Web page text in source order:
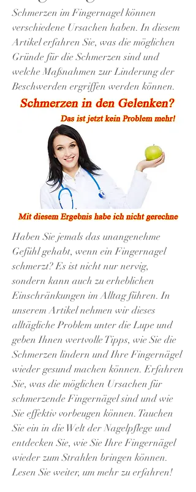
Schmerzen im Fingernagel können
verschiedene Ursachen haben. In diesem
Artikel erfahren Sie, was die möglichen
Gründe für die Schmerzen sind und
welche Maßnahmen zur Linderung der
Beschwerden ergriffen werden können.
Haben Sie jemals das unangenehme
Gefühl gehabt, wenn ein Fingernagel
schmerzt? Es ist nicht nur nervig,
sondern kann auch zu erheblichen
Einschränkungen im Alltag führen. In
unserem Artikel nehmen wir dieses
alltägliche Problem unter die Lupe und
geben Ihnen wertvolle Tipps, wie Sie die
Schmerzen lindern und Ihre Fingernägel
wieder gesund machen können. Erfahren
Sie, was die möglichen Ursachen für
schmerzende Fingernägel sind und wie
Sie effektiv vorbeugen können. Tauchen
Sie ein in die Welt der Nagelpflege und
entdecken Sie, wie Sie Ihre Fingernägel
wieder zum Strahlen bringen können.
Lesen Sie weiter, um mehr zu erfahren!